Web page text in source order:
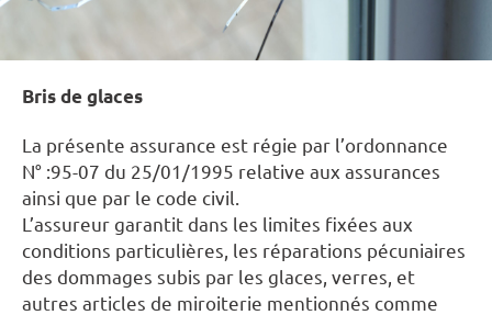
Bris de glaces
La présente assurance est régie par l’ordonnance
N° :95-07 du 25/01/1995 relative aux assurances
ainsi que par le code civil.
L’assureur garantit dans les limites fixées aux
conditions particulières, les réparations pécuniaires
des dommages subis par les glaces, verres, et
autres articles de miroiterie mentionnés comme